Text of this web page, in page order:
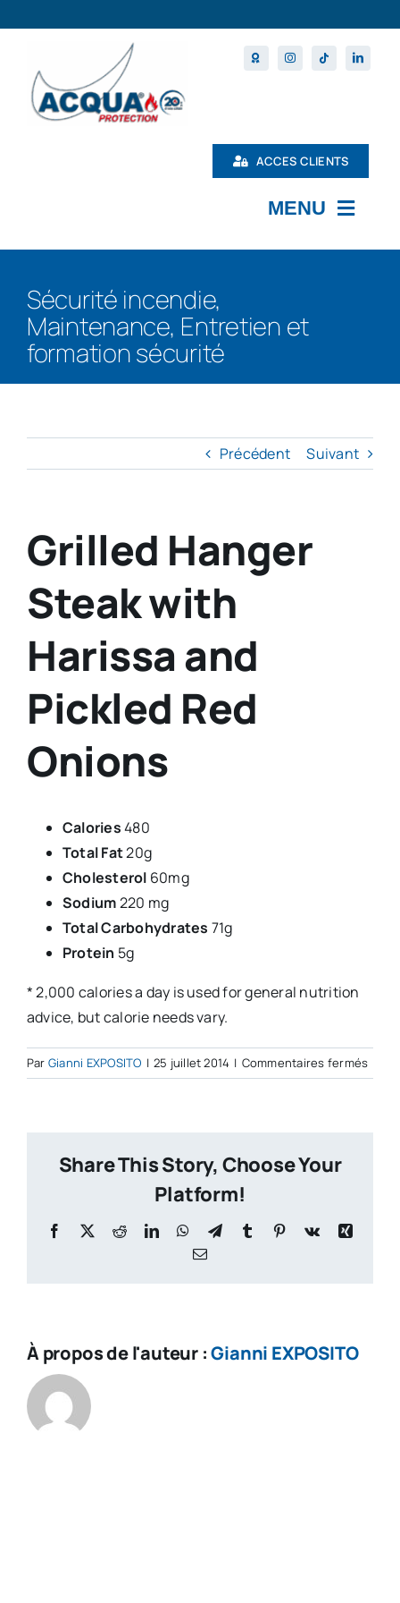
ACCES CLIENTS
MENU
Sécurité incendie,
Maintenance, Entretien et
formation sécurité
Précédent Suivant
Grilled Hanger
Steak with
Harissa and
Pickled Red
Onions
Calories480
Total Fat20g
Cholesterol 60mg
Sodium220 mg
Total Carbohydrates 71g
Protein 5g
* 2,000 calories a day is used for general nutrition
advice, but calorie needs vary.
Par Gianni EXPOSITO | 25 juillet 2014 | Commentaires ferméssur
Share This Story, Choose Your
Platform!
Facebook
X RedditLinkedInWhatsApp
TelegramTumblr Pinterest
Vk
Xing
Email
À propos de l'auteur :Gianni EXPOSITO